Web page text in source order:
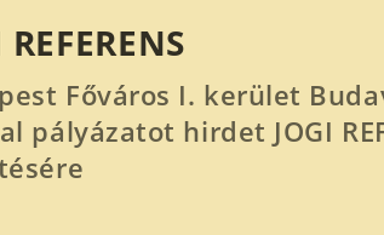
REFERENS
Főváros I. kerület
pályázatot hirdet JOGI